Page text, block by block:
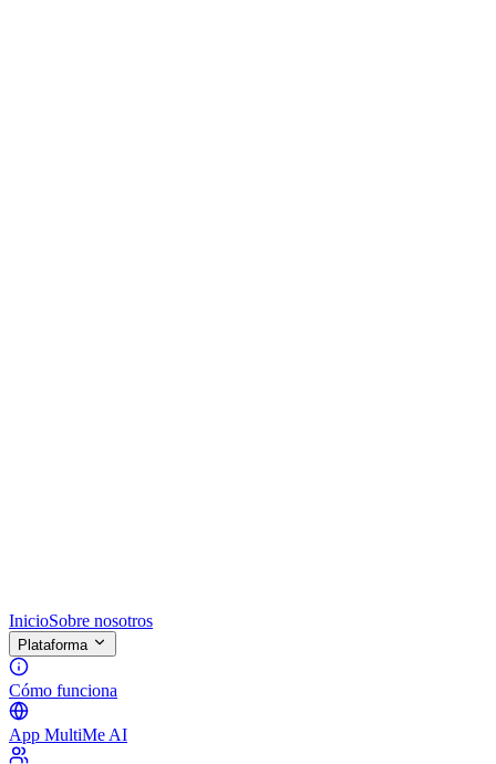
InicioSobre nosotros
Plataforma
Cómo funciona
App MultiMe AI